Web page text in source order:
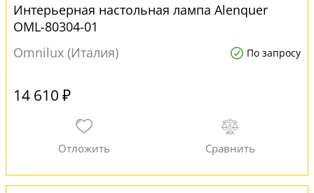
Интерьерная настольная лампа Alenquer
OML-80304-01
Omnilux (Италия)
По запросу
14 610 ₽